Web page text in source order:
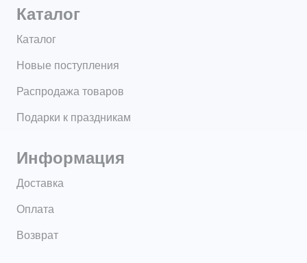
Каталог
Каталог
Новые поступления
Распродажа товаров
Подарки к праздникам
Информация
Доставка
Оплата
Возврат